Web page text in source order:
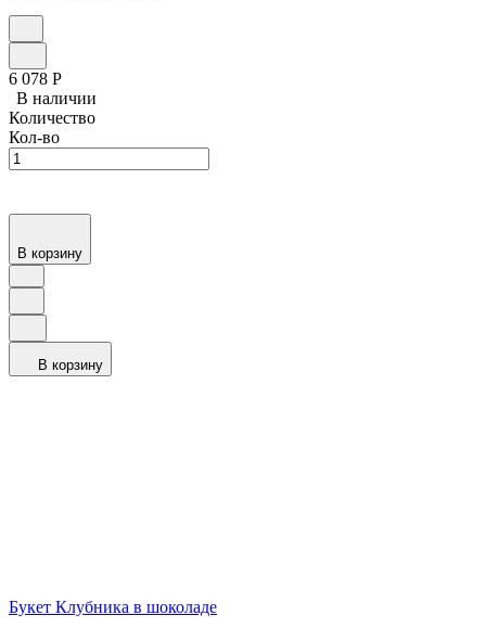
6 078 Р
В наличии
Количество
Кол-во
В корзину
В корзину
Букет Клубника в шоколаде